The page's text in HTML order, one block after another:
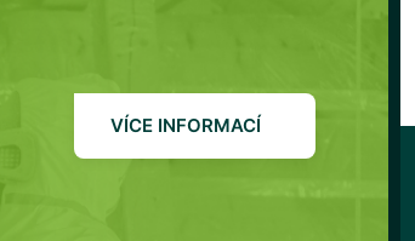
VÍCE INFORMACÍ